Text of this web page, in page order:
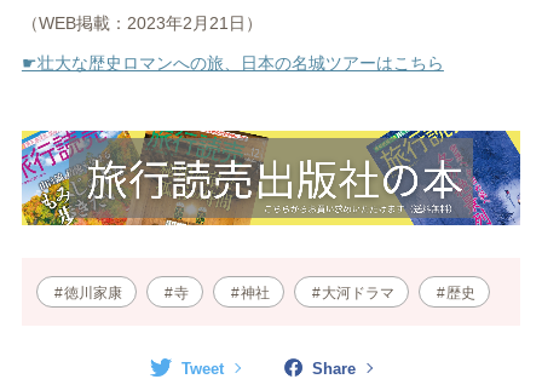
（WEB掲載：2023年2月21日）
☛壮大な歴史ロマンへの旅、日本の名城ツアーはこちら
徳川家康 寺 神社 大河ドラマ 歴史
Tweet Share